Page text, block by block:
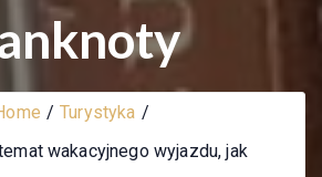
Turystyka
wakacyjnego wyjazdu, jak